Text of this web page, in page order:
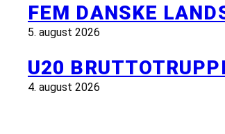
FEM DANSKE
5. august 2026
U20
4. august 2026